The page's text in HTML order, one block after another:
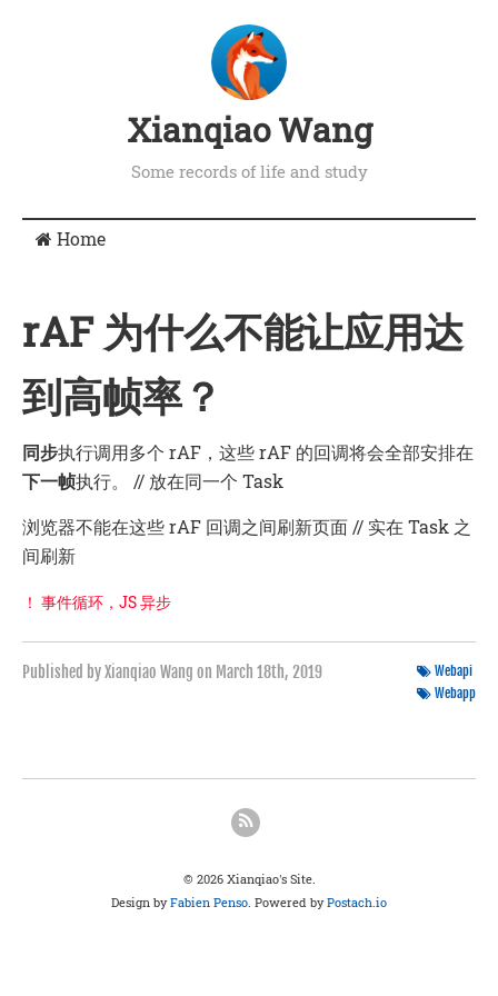
Xianqiao Wang
Some records of life and study
Home
rAF 为什么不能让应用达
到高帧率？
同步执行调用多个 rAF，这些 rAF 的回调将会全部安排在
下一帧执行。 // 放在同一个 Task
浏览器不能在这些 rAF 回调之间刷新页面 // 实在 Task 之
间刷新
！ 事件循环，JS 异步
Published by Xianqiao Wang on March 18th, 2019
Webapi
Webapp
© 2026 Xianqiao's Site.
Design byFabien Penso. Powered byPostach.io